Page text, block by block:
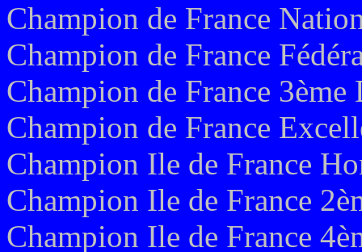
Champion de France
Champion de France
Champion de France
Champion de France
Champion Ile de France
Champion Ile de France
Champion Ile de France